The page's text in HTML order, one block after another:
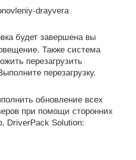
будет завершена вы
Также система
перезагрузить
перезагрузку.
обновление всех
при помощи сторонних
DriverPack Solution: